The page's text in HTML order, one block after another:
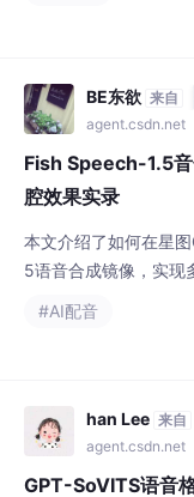
BE东欲 来自
agent.csdn.net
Fish Speech-1.5
腔效果实录
本文介绍了如何在星
5语音合成镜像，实现
女声、童声及播音腔
#AI配音
han Lee 来自
agent.csdn.net
GPT-SoVITS语音